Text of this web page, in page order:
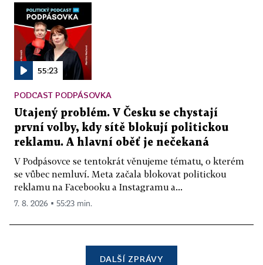
55:23
PODCAST PODPÁSOVKA
Utajený problém. V Česku se chystají
první volby, kdy sítě blokují politickou
reklamu. A hlavní oběť je nečekaná
V Podpásovce se tentokrát věnujeme tématu, o kterém
se vůbec nemluví. Meta začala blokovat politickou
reklamu na Facebooku a Instagramu a...
7. 8. 2026 ▪ 55:23 min.
DALŠÍ ZPRÁVY